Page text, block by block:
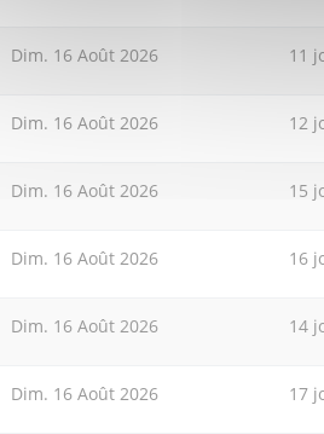
Dim. 16 Août 2026 11
Dim. 16 Août 2026 12
Dim. 16 Août 2026 15
Dim. 16 Août 2026 16
Dim. 16 Août 2026 14
Dim. 16 Août 2026 17